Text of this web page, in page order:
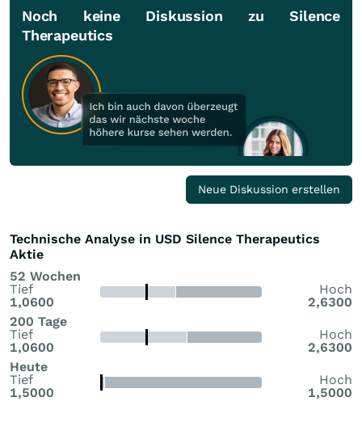
Noch keine Diskussion zu Silence
Therapeutics
Neue Diskussion erstellen
Technische Analyse in USD Silence Therapeutics
Aktie
52 Wochen
Tief
1,0600
Hoch
2,6300
200 Tage
Tief
1,0600
Hoch
2,6300
Heute
Tief
1,5000
Hoch
1,5000